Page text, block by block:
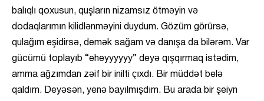
balıqlı qoxusun, quşların nizamsız ötməyin və
dodaqlarımın kilidlənməyini duydum. Gözüm görürsə,
qulağım eşidirsə, demək sağam və danışa da bilərəm. Var
gücümü toplayıb “eheyyyyyy” deyə qışqırmaq istədim,
amma ağzımdan zəif bir inilti çıxdı. Bir müddət belə
qaldım. Deyəsən, yenə bayılmışdım. Bu arada bir şeiyn